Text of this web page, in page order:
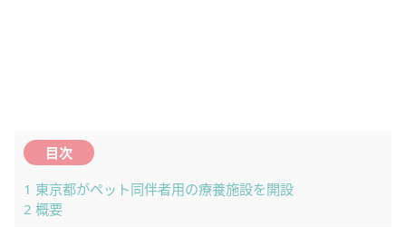
目次
1 東京都がペット同伴者用の療養施設を開設
2 概要